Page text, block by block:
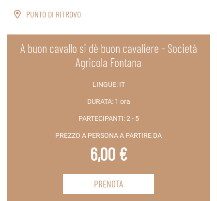
PUNTO DI RITROVO
A buon cavallo si dè buon cavaliere - Società
Agricola Fontana
LINGUE: IT
DURATA: 1 ora
PARTECIPANTI:2 - 5
PREZZO A PERSONA A PARTIRE DA
6,00 €
PRENOTA